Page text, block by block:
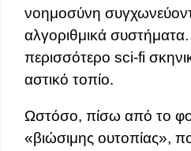
νοημοσύνη
αλγοριθμικά συστήματα.
περισσότερο sci-fi
αστικό τοπίο.
Ωστόσο, πίσω από το
«βιώσιμης ουτοπίας»,